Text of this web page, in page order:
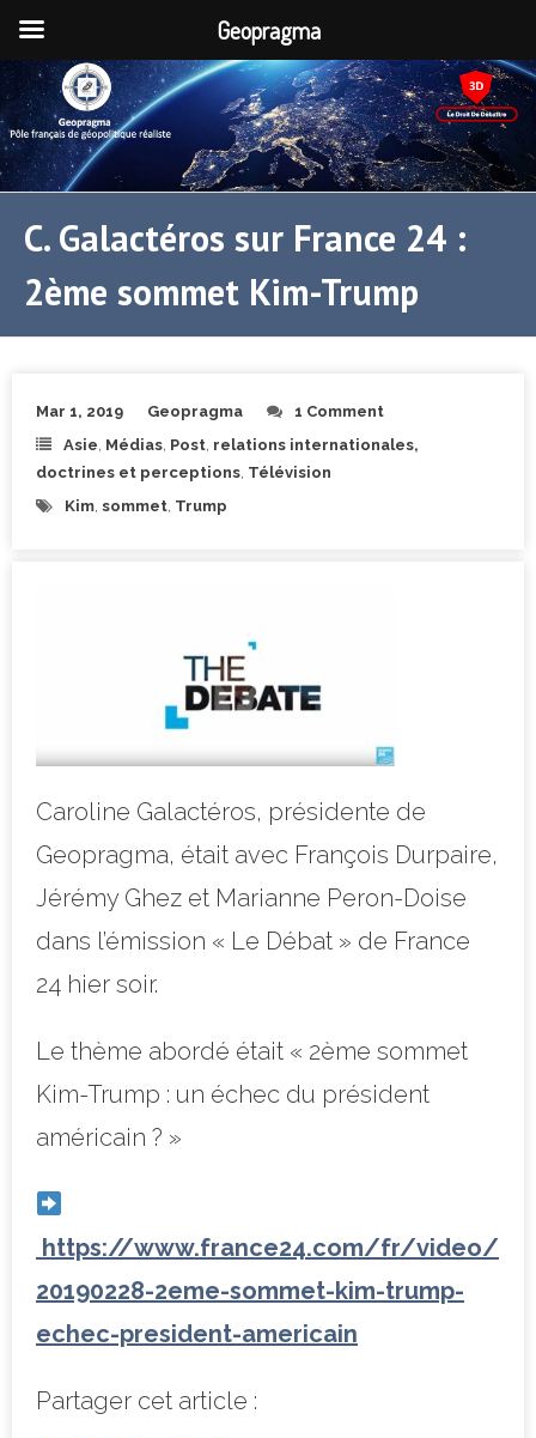
C. Galactéros sur France 24 :
2ème sommet Kim-Trump
Mar 1, 2019 Geopragma
1 Comment
Asie Médias Post relations internationales,
doctrines et perceptions Télévision
Kim sommet Trump
Caroline Galactéros, présidente de
Geopragma, était avec François Durpaire,
Jérémy Ghez et Marianne Peron-Doise
dans l’émission « Le Débat » de France
24 hier soir.
Le thème abordé était « 2ème sommet
Kim-Trump : un échec du président
américain ? »
https://www.france24.com/fr/video/
20190228-2eme-sommet-kim-trump-
echec-president-americain
Partager cet article :
Geopragma